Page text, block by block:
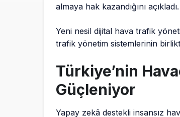
almaya hak kazandığını açıkladı.
Yeni nesil dijital hava trafik
trafik yönetim sistemlerinin
Türkiye’nin
Güçleniyor
Yapay zekâ destekli insansız